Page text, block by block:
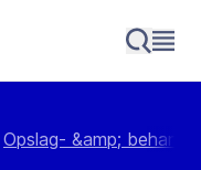
Opslag- &amp;